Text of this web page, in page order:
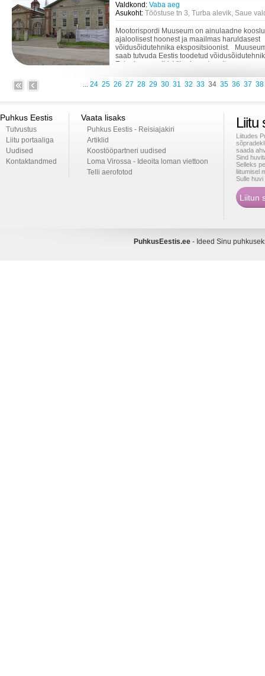
Valdkond: Vaba aeg
Asukoht: Tööstuse tn 3, Turba alevik, Saue
Mootorispordi Muuseum on ainulaadne
ajaloolisest hoonest ja maailmas haruldasest
võidusõidutehnika ekspositsioonist.
saab tutvuda Eestis toodetud
Estonia vormelid, Vihuri mootorratt...
... 24 25 26 27 28 29 30 31 32 33 34 35 36 37 38
Puhkus Eestis
Tutvustus
Liitu portaaliga
Uudised
Kontaktandmed
Vaata lisaks
Puhkus Eestis - Reisiajakiri
Artiklid
Koostööpartneri uudised
Loma Virossa - Ideoita loman viettoon
Telli aerofotod
Liitu
Liitudes
saada
Sind
Selleks
liitumisel
Sulle
PuhkusEestis.ee- Ideed Sinu